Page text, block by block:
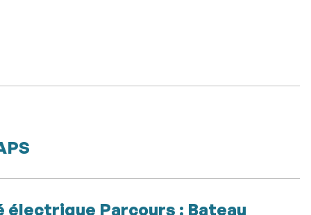
Parcours : Bateau